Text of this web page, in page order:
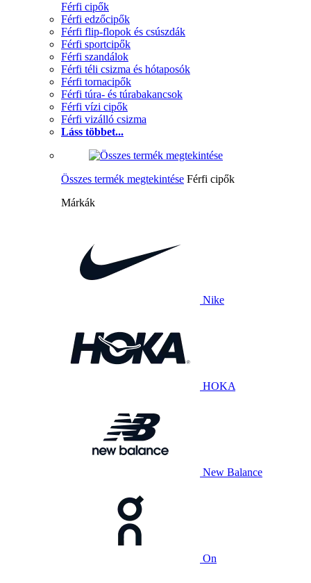
Férfi cipők
Férfi edzőcipők
Férfi flip-flopok és csúszdák
Férfi sportcipők
Férfi szandálok
Férfi téli csizma és hótaposók
Férfi tornacipők
Férfi túra- és túrabakancsok
Férfi vízi cipők
Férfi vizálló csizma
Láss többet...
Összes termék megtekintése Férfi cipők
Márkák
Nike
HOKA
New Balance
On